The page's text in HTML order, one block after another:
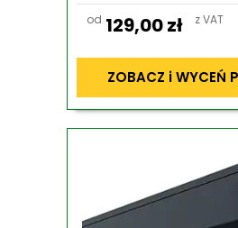
od 129,00zł z VAT
ZOBACZ i WYCEŃ